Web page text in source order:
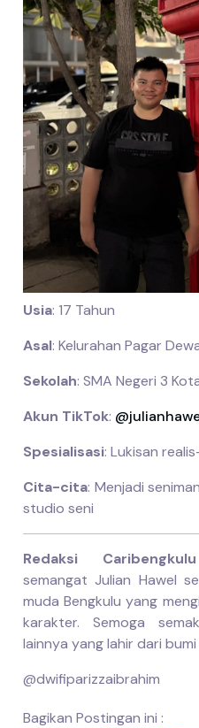
Usia: 17 Tahun
Asal: Kelurahan Pagar
Sekolah: SMA Negeri 3
Akun TikTok:
Spesialisasi: Lukisan
Cita-cita: Menjadi
studio seni
Redaksi Caribengkulu
semangat Julian Hawel
muda Bengkulu yang
karakter. Semoga
lainnya yang lahir dari
@dwifiparizzaibrahim
Bagikan Postingan ini :